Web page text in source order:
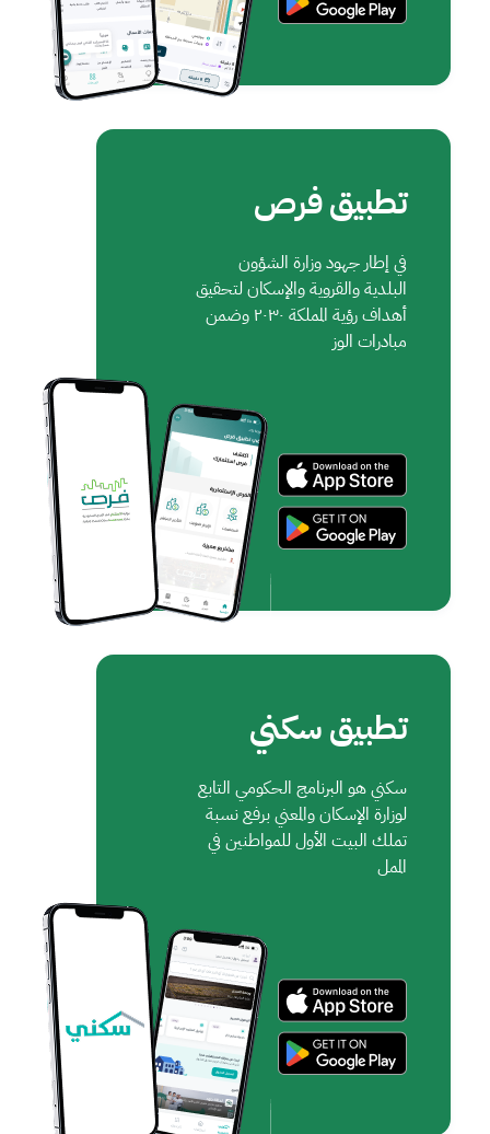
تطبيق فرص
في إطار جهود وزارة الشؤون
البلدية والقروية والإسكان لتحقيق
أهداف رؤية المملكة ٢٠٣٠ وضمن
مبادرات الوز
تطبيق سكني
سكني هو البرنامج الحكومي التابع
لوزارة الإسكان والمعني برفع نسبة
تملك البيت الأول للمواطنين في
الممل